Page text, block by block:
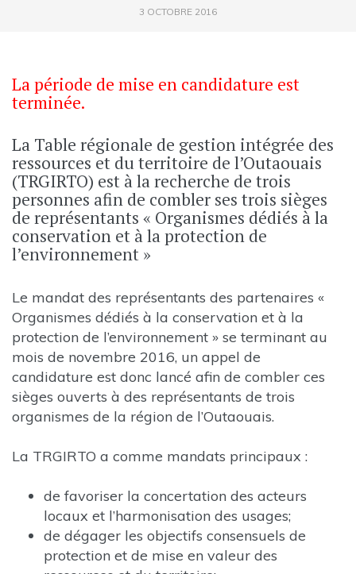
3 OCTOBRE 2016
La période de mise en candidature est
terminée.
La Table régionale de gestion intégrée des
ressources et du territoire de l’Outaouais
(TRGIRTO) est à la recherche de trois
personnes afin de combler ses trois sièges
de représentants « Organismes dédiés à la
conservation et à la protection de
l’environnement »
Le mandat des représentants des partenaires «
Organismes dédiés à la conservation et à la
protection de l’environnement » se terminant au
mois de novembre 2016, un appel de
candidature est donc lancé afin de combler ces
sièges ouverts à des représentants de trois
organismes de la région de l’Outaouais.
La TRGIRTO a comme mandats principaux :
de favoriser la concertation des acteurs
locaux et l’harmonisation des usages;
de dégager les objectifs consensuels de
protection et de mise en valeur des